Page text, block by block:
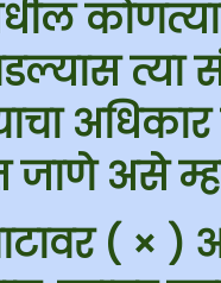
त्या
जाणे असे
( ×